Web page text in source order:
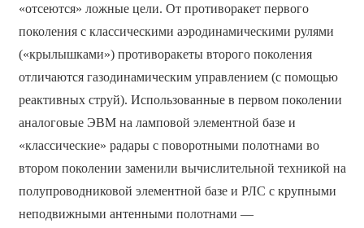
«отсеются» ложные цели. От противоракет первого
поколения с классическими аэродинамическими рулями
(«крылышками») противоракеты второго поколения
отличаются газодинамическим управлением (с помощью
реактивных струй). Использованные в первом поколении
аналоговые ЭВМ на ламповой элементной базе и
«классические» радары с поворотными полотнами во
втором поколении заменили вычислительной техникой на
полупроводниковой элементной базе и РЛС с крупными
неподвижными антенными полотнами —